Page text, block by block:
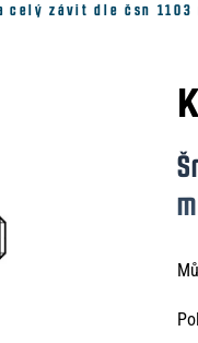
celý závit dle čsn